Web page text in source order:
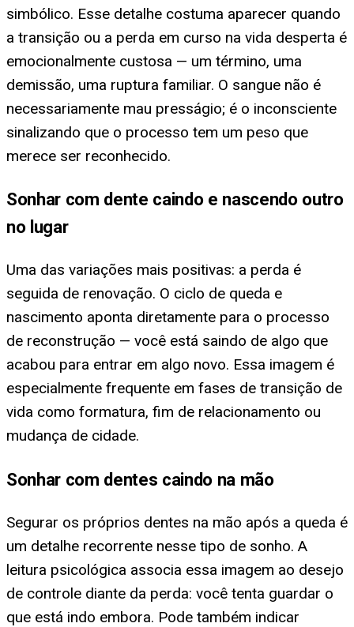
simbólico. Esse detalhe costuma aparecer quando
a transição ou a perda em curso na vida desperta é
emocionalmente custosa — um término, uma
demissão, uma ruptura familiar. O sangue não é
necessariamente mau presságio; é o inconsciente
sinalizando que o processo tem um peso que
merece ser reconhecido.
Sonhar com dente caindo e nascendo outro
no lugar
Uma das variações mais positivas: a perda é
seguida de renovação. O ciclo de queda e
nascimento aponta diretamente para o processo
de reconstrução — você está saindo de algo que
acabou para entrar em algo novo. Essa imagem é
especialmente frequente em fases de transição de
vida como formatura, fim de relacionamento ou
mudança de cidade.
Sonhar com dentes caindo na mão
Segurar os próprios dentes na mão após a queda é
um detalhe recorrente nesse tipo de sonho. A
leitura psicológica associa essa imagem ao desejo
de controle diante da perda: você tenta guardar o
que está indo embora. Pode também indicar